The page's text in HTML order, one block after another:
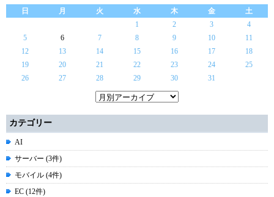
日
月 火 水 木 金
土
1
2 3
4
5
6 7 8 9 10
11
12
13 14 15 16 17
18
19
20 21 22 23 24
25
26
27 28 29 30 31
カテゴリー
AI
サーバー (3件)
モバイル (4件)
EC (12件)